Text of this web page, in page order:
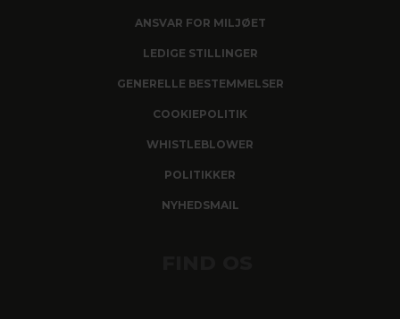
ANSVAR FOR MILJØET
LEDIGE STILLINGER
GENERELLE BESTEMMELSER
COOKIEPOLITIK
WHISTLEBLOWER
POLITIKKER
NYHEDSMAIL